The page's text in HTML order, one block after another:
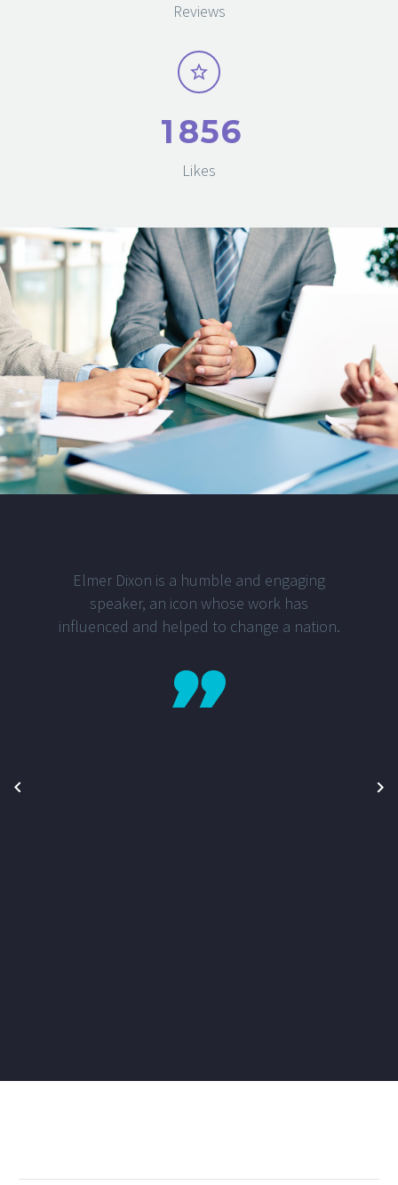
Reviews
1 856
Likes
Elmer Dixon is a humble and engaging
speaker, an icon whose work has
influenced and helped to change a nation.